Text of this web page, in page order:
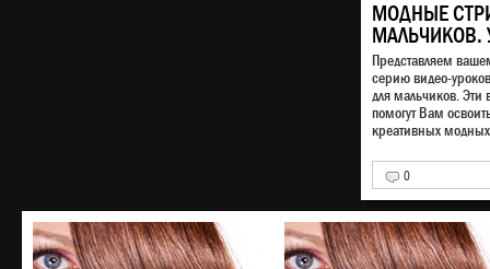
МОДНЫЕ
МАЛЬЧИКОВ.
Представляем
серию видео-
для мальчиков. Эти
помогут Вам
креативных
0